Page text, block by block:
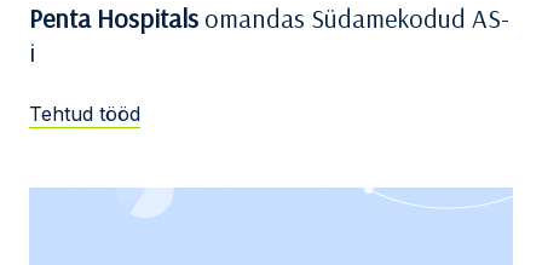
Penta Hospitals omandas Südamekodud AS-
i
Tehtud tööd